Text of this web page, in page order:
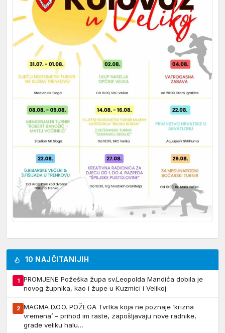
10 NAJČITANIJIH
1
PROMJENE Požeška župa sv.Leopolda Mandića dobila je
novog župnika, kao i župe u Kuzmici i Velikoj
2 MAGMA D.O.O. POŽEGA Tvrtka koja ne poznaje ‘krizna
vremena’ – prihod im raste, zapošljavaju nove radnike,
grade veliku halu…